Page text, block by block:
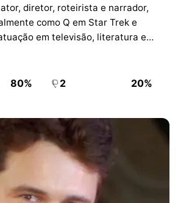
diretor, roteirista e narrador,
como Q em Star Trek e
em televisão, literatura e
80% 2 20%